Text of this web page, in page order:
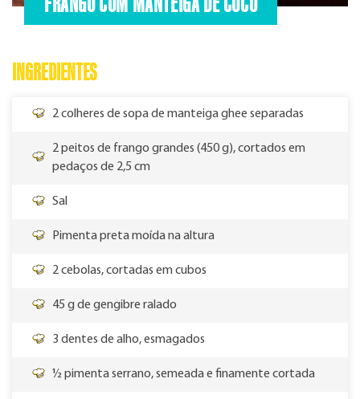
INGREDIENTES
2 colheres de sopa de manteiga ghee separadas
2 peitos de frango grandes (450 g), cortados em
pedaços de 2,5 cm
Sal
Pimenta preta moída na altura
2 cebolas, cortadas em cubos
45 g de gengibre ralado
3 dentes de alho, esmagados
½ pimenta serrano, semeada e finamente cortada